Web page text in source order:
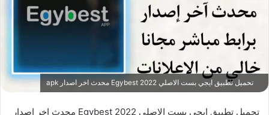
تحميل تطبيق ايجي بست الاصلي 2022 Egybest محدث اخر اصدار apk
تحميل تطبيق ايجي بست الاصلي 2022 Egybest محدث اخر اصدار